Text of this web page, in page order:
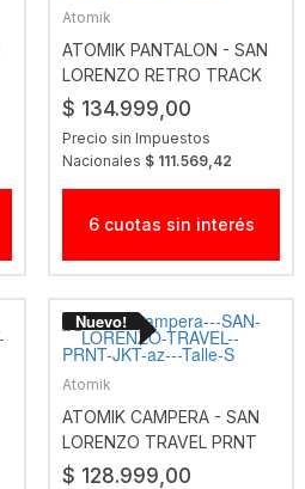
Atomik
ATOMIK PANTALON - SAN
LORENZO RETRO TRACK
MNO
$ 134.999,00
Precio sin Impuestos
Nacionales $ 111.569,42
6 cuotas sin interés
Atomik
ATOMIK CAMPERA - SAN
LORENZO TRAVEL PRNT
JKT AZ
$ 128.999,00